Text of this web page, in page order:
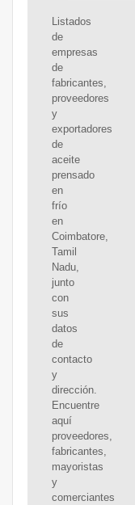
Listados
de
empresas
de
fabricantes,
proveedores
y
exportadores
de
aceite
prensado
en
frío
en
Coimbatore,
Tamil
Nadu,
junto
con
sus
datos
de
contacto
y
dirección.
Encuentre
aquí
proveedores,
fabricantes,
mayoristas
y
comerciantes